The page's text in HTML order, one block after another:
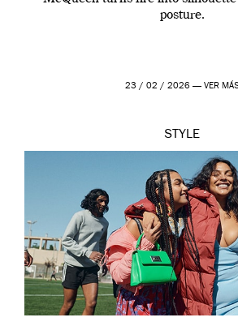
posture.
23 / 02 / 2026 — VER
STYLE